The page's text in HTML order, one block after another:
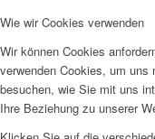
Wie wir Cookies verwenden
Wir können Cookies
verwenden Cookies, um
besuchen, wie Sie mit uns
Ihre Beziehung zu unserer